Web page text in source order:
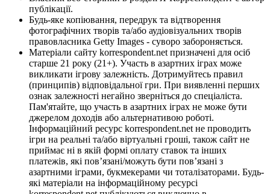
публікації.
Будь-яке копіювання, передрук та відтворення
фотографічних творів та/або аудіовізуальних творів
правовласника Getty Images - суворо забороняється.
Матеріали сайту korrespondent.net призначені для осіб
старше 21 року (21+). Участь в азартних іграх може
викликати ігрову залежність. Дотримуйтесь правил
(принципів) відповідальної гри. При виявленні перших
ознак залежності негайно зверніться до спеціаліста.
Пам'ятайте, що участь в азартних іграх не може бути
джерелом доходів або альтернативою роботі.
Інформаційний ресурс korrespondent.net не проводить
ігри на реальні та/або віртуальні гроші, також сайт не
приймає ні в якій формі оплату ставок та інших
платежів, які пов’язані/можуть бути пов’язані з
азартними іграми, букмекерами чи тоталізаторами. Будь-
які матеріали на інформаційному ресурсі